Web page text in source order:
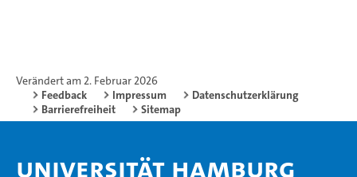
Verändert am 2. Februar 2026
Feedback
Impressum
Datenschutzerklärung
Barrierefreiheit
Sitemap
Universität Hamburg